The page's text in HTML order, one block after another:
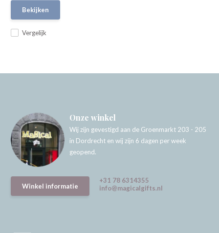
Vergelijk
Bekijken
Onze winkel
Wij zijn gevestigd aan de Groenmarkt 203 - 205
in Dordrecht en wij zijn 6 dagen per week
geopend.
Winkel informatie
+31 78 6314355
info@magicalgifts.nl